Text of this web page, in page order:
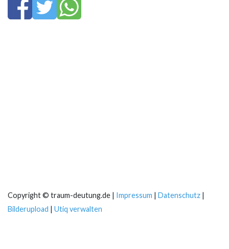
Copyright © traum-deutung.de | Impressum | Datenschutz |
Bilderupload | Utiq verwalten